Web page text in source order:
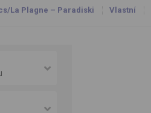
La Plagne – Paradiski Vlastní